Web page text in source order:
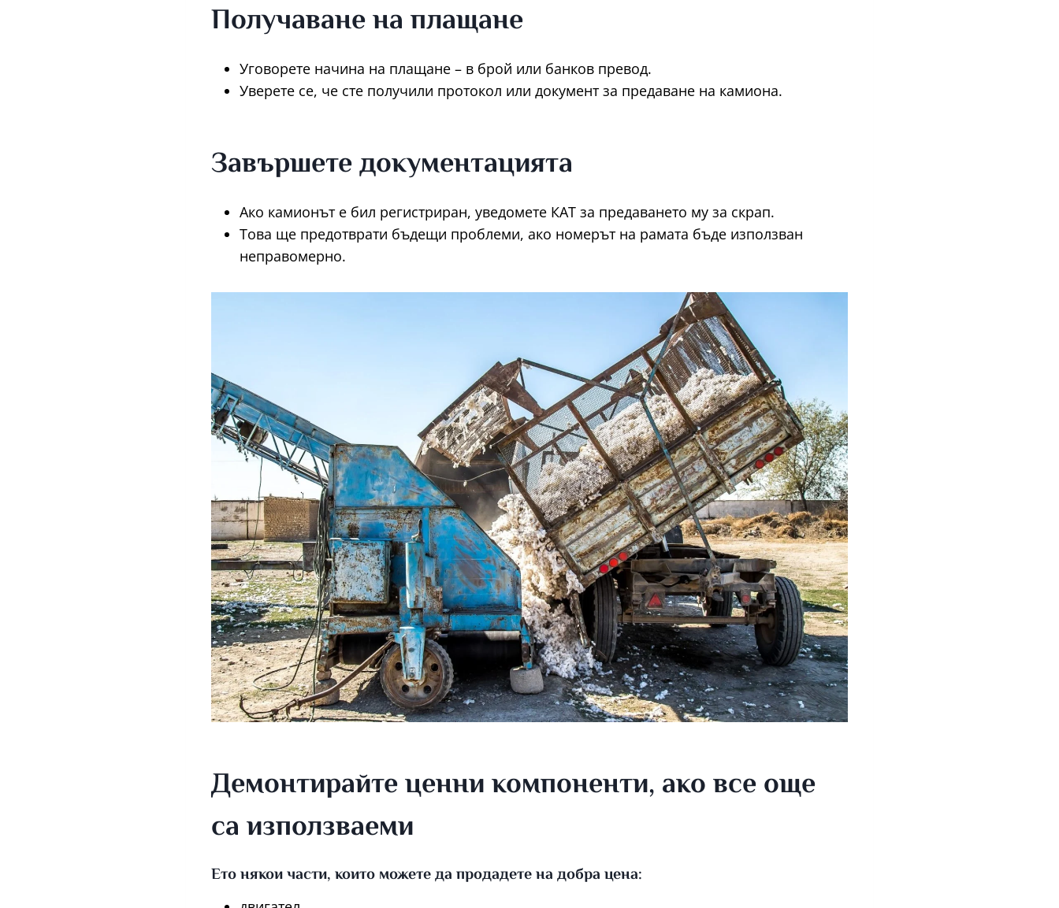
Получаване на плащане
Уговорете начина на плащане – в брой или банков превод.
Уверете се, че сте получили протокол или документ за предаване на камиона.
Завършете документацията
Ако камионът е бил регистриран, уведомете КАТ за предаването му за скрап.
Това ще предотврати бъдещи проблеми, ако номерът на рамата бъде използван
неправомерно.
Демонтирайте ценни компоненти, ако все още
са използваеми
Ето някои части, които можете да продадете на добра цена: